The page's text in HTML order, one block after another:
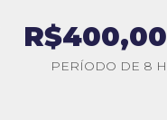
R$400,00
PERÍODO DE 8 H